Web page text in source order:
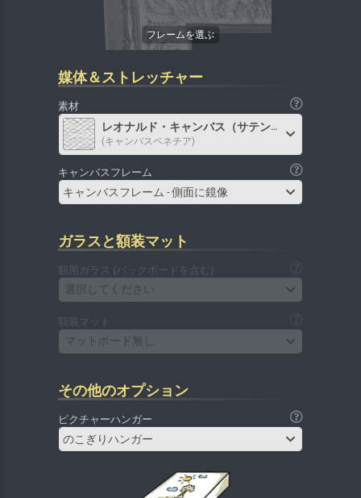
媒体＆ストレッチャー
素材
レオナルド・キャンバス（サテン）
(キャンバスベネチア)
キャンバスフレーム
キャンバスフレーム - 側面に鏡像
ガラスと額装マット
額用ガラス (バックボードを含む)
選択してください
額装マット
マットボード無し
その他のオプション
ピクチャーハンガー
のこぎりハンガー